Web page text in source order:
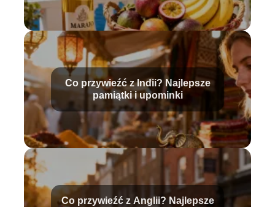
Co przywieźć z Indii? Najlepsze
pamiątki i upominki
Co przywieźć z Anglii? Najlepsze